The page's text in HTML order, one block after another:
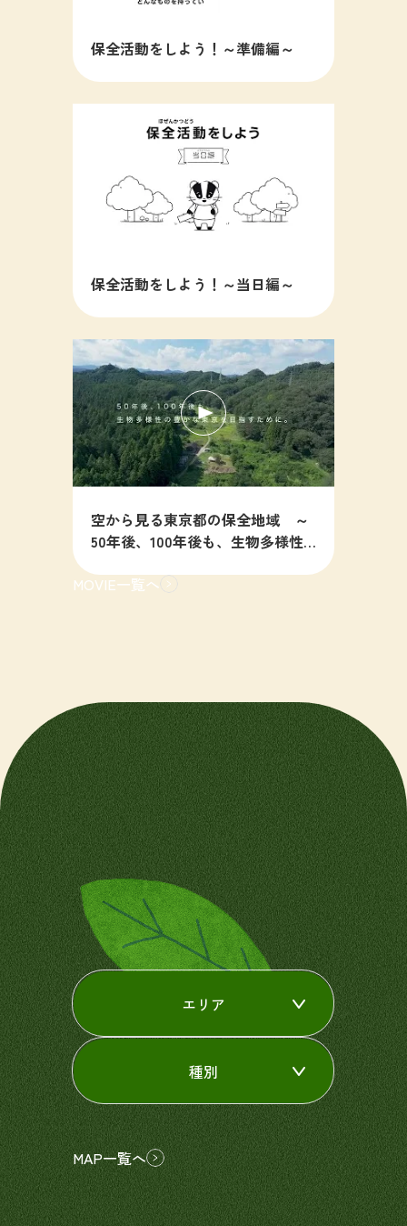
保全活動をしよう！～準備編～
保全活動をしよう！～当日編～
空から見る東京都の保全地域 ～
50年後、100年後も、生物多様性
MOVIE一覧へ
エリア
種別
MAP一覧へ